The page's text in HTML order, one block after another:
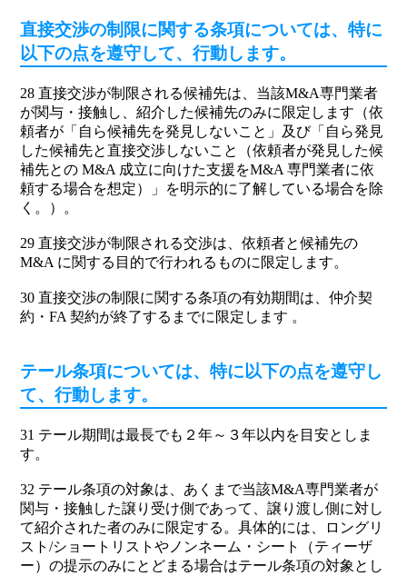
直接交渉の制限に関する条項については、特に
以下の点を遵守して、行動します。
28 直接交渉が制限される候補先は、当該M&A専門業者
が関与・接触し、紹介した候補先のみに限定します（依
頼者が「自ら候補先を発見しないこと」及び「自ら発見
した候補先と直接交渉しないこと（依頼者が発見した候
補先との M&A 成立に向けた支援をM&A 専門業者に依
頼する場合を想定）」を明示的に了解している場合を除
く。）。
29 直接交渉が制限される交渉は、依頼者と候補先の
M&A に関する目的で行われるものに限定します。
30 直接交渉の制限に関する条項の有効期間は、仲介契
約・FA 契約が終了するまでに限定します 。
テール条項については、特に以下の点を遵守し
て、行動します。
31 テール期間は最長でも２年～３年以内を目安としま
す。
32 テール条項の対象は、あくまで当該M&A専門業者が
関与・接触した譲り受け側であって、譲り渡し側に対し
て紹介された者のみに限定する。具体的には、ロングリ
スト/ショートリストやノンネーム・シート（ティーザ
ー）の提示のみにとどまる場合はテール条項の対象とし